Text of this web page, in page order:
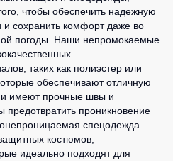
чтобы обеспечить надежную
и сохранить комфорт даже во
погоды. Наши непромокаемые
таких как полиэстер или
обеспечивают отличную
имеют прочные швы и
предотвратить проникновение
спецодежда
костюмов,
идеально подходят для